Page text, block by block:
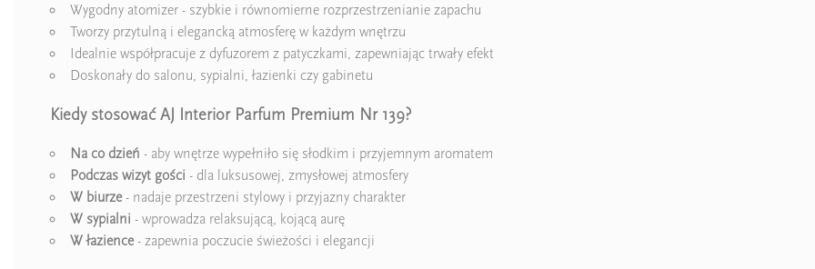
Wygodny atomizer - szybkie i równomierne rozprzestrzenianie zapachu
Tworzy przytulną i elegancką atmosferę w każdym wnętrzu
Idealnie współpracuje z dyfuzorem z patyczkami, zapewniając trwały efekt
Doskonały do salonu, sypialni, łazienki czy gabinetu
Kiedy stosować AJ Interior Parfum Premium Nr 139?
Na co dzień - aby wnętrze wypełniło się słodkim i przyjemnym aromatem
Podczas wizyt gości - dla luksusowej, zmysłowej atmosfery
W biurze- nadaje przestrzeni stylowy i przyjazny charakter
W sypialni - wprowadza relaksującą, kojącą aurę
W łazience- zapewnia poczucie świeżości i elegancji